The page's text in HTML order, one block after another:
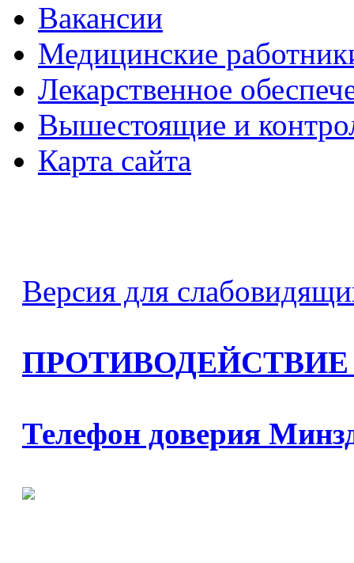
Вакансии
Медицинские
Лекарственное
Вышестоящие и
Карта сайта
Версия для
Телефон доверия